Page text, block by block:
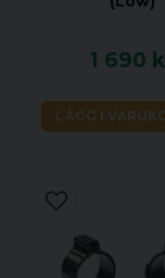
1 690
LÄGG I